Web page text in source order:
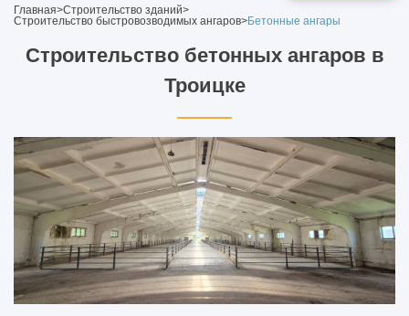
Главная>Строительство зданий>
Строительство быстровозводимых ангаров>Бетонные ангары
Строительство бетонных ангаров в
Троицке